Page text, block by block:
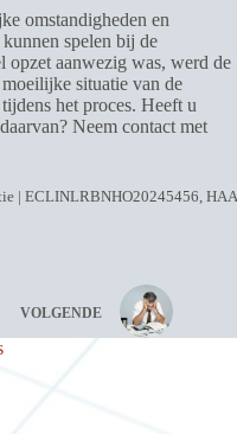
omstandigheden en
spelen bij de
opzet aanwezig was, werd de
situatie van de
het proces. Heeft u
Neem contact met
| ECLINLRBNHO20245456, HAA
VOLGENDE